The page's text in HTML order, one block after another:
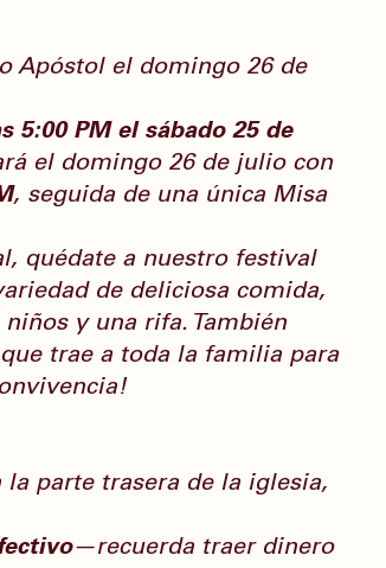
Apóstol el domingo 26 de
5:00 PM el sábado 25 de
el domingo 26 de julio con
, seguida de una única Misa
quédate a nuestro festival
de deliciosa comida,
y una rifa. También
trae a toda la familia para
la parte trasera de la iglesia,
—recuerda traer dinero